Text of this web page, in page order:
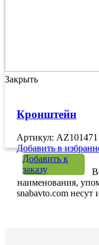
Закрыть
Кронштейн
Артикул: AZ101471
Добавить в
Добавить к
заказу
наименования,
snabavto.com